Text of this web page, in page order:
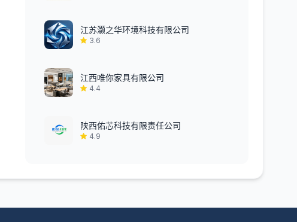
江苏灏之华环境科技有限公司
3.6
江西唯你家具有限公司
4.4
陕西佑芯科技有限责任公司
4.9